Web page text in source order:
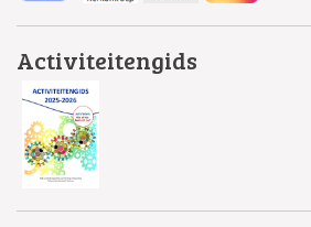
Activiteitengids